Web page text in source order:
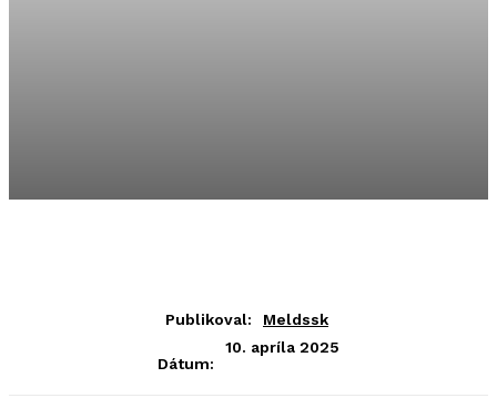
Publikoval: Meldssk
Dátum:
10. apríla 2025